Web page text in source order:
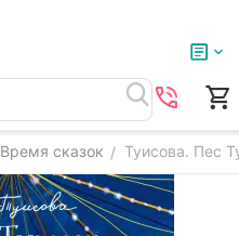
Время сказок / Туисова. Пес